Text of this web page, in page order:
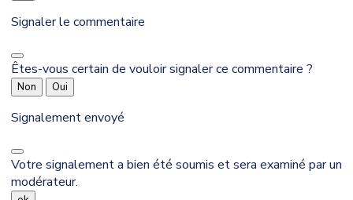
Signaler le commentaire
Êtes-vous certain de vouloir signaler ce commentaire ?
Non Oui
Signalement envoyé
Votre signalement a bien été soumis et sera examiné par un
modérateur.